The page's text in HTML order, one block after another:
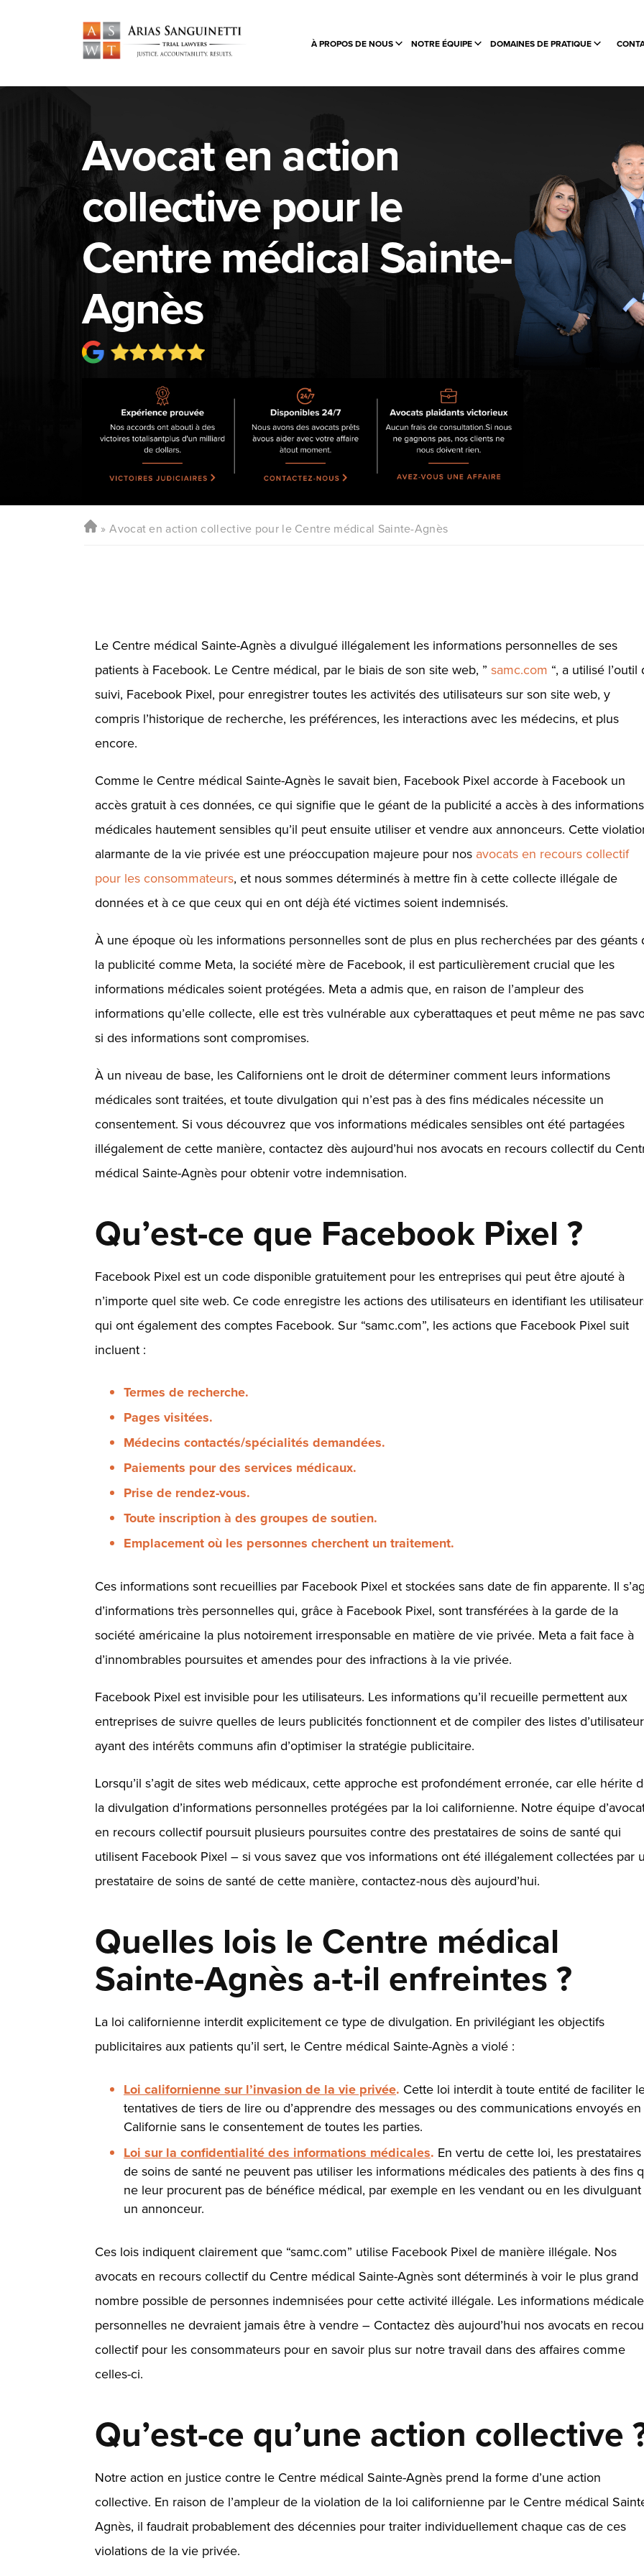
À PROPOS DE NOUS NOTRE ÉQUIPE DOMAINES DE PRATIQUE
Avocat en action
collective pour le
Centre médical Sainte-
Agnès
Avocat en action collective pour le Centre médical Sainte-Agnès
Le Centre médical Sainte-Agnès a divulgué illégalement les informations personnelles de ses
patients à Facebook. Le Centre médical, par le biais de son site web, ” samc.com “, a utilisé l’outil
suivi, Facebook Pixel, pour enregistrer toutes les activités des utilisateurs sur son site web, y
compris l’historique de recherche, les préférences, les interactions avec les médecins, et plus
encore.
Comme le Centre médical Sainte-Agnès le savait bien, Facebook Pixel accorde à Facebook un
accès gratuit à ces données, ce qui signifie que le géant de la publicité a accès à des informations
médicales hautement sensibles qu’il peut ensuite utiliser et vendre aux annonceurs. Cette
alarmante de la vie privée est une préoccupation majeure pour nos avocats en recours collectif
pour les consommateurs, et nous sommes déterminés à mettre fin à cette collecte illégale de
données et à ce que ceux qui en ont déjà été victimes soient indemnisés.
À une époque où les informations personnelles sont de plus en plus recherchées par des géants
la publicité comme Meta, la société mère de Facebook, il est particulièrement crucial que les
informations médicales soient protégées. Meta a admis que, en raison de l’ampleur des
informations qu’elle collecte, elle est très vulnérable aux cyberattaques et peut même ne pas
si des informations sont compromises.
À un niveau de base, les Californiens ont le droit de déterminer comment leurs informations
médicales sont traitées, et toute divulgation qui n’est pas à des fins médicales nécessite un
consentement. Si vous découvrez que vos informations médicales sensibles ont été partagées
illégalement de cette manière, contactez dès aujourd’hui nos avocats en recours collectif du
médical Sainte-Agnès pour obtenir votre indemnisation.
Qu’est-ce que Facebook Pixel ?
Facebook Pixel est un code disponible gratuitement pour les entreprises qui peut être ajouté à
n’importe quel site web. Ce code enregistre les actions des utilisateurs en identifiant les
qui ont également des comptes Facebook. Sur “samc.com”, les actions que Facebook Pixel suit
incluent :
Termes de recherche.
Pages visitées.
Médecins contactés/spécialités demandées.
Paiements pour des services médicaux.
Prise de rendez-vous.
Toute inscription à des groupes de soutien.
Emplacement où les personnes cherchent un traitement.
Ces informations sont recueillies par Facebook Pixel et stockées sans date de fin apparente. Il
d’informations très personnelles qui, grâce à Facebook Pixel, sont transférées à la garde de la
société américaine la plus notoirement irresponsable en matière de vie privée. Meta a fait face à
d’innombrables poursuites et amendes pour des infractions à la vie privée.
Facebook Pixel est invisible pour les utilisateurs. Les informations qu’il recueille permettent aux
entreprises de suivre quelles de leurs publicités fonctionnent et de compiler des listes
ayant des intérêts communs afin d’optimiser la stratégie publicitaire.
Lorsqu’il s’agit de sites web médicaux, cette approche est profondément erronée, car elle hérite
la divulgation d’informations personnelles protégées par la loi californienne. Notre équipe
en recours collectif poursuit plusieurs poursuites contre des prestataires de soins de santé qui
utilisent Facebook Pixel – si vous savez que vos informations ont été illégalement collectées par
prestataire de soins de santé de cette manière, contactez-nous dès aujourd’hui.
Quelles lois le Centre médical
Sainte-Agnès a-t-il enfreintes ?
La loi californienne interdit explicitement ce type de divulgation. En privilégiant les objectifs
publicitaires aux patients qu’il sert, le Centre médical Sainte-Agnès a violé :
Loi californienne sur l’invasion de la vie privée. Cette loi interdit à toute entité de faciliter
tentatives de tiers de lire ou d’apprendre des messages ou des communications envoyés en
Californie sans le consentement de toutes les parties.
Loi sur la confidentialité des informations médicales. En vertu de cette loi, les prestataires
de soins de santé ne peuvent pas utiliser les informations médicales des patients à des fins
ne leur procurent pas de bénéfice médical, par exemple en les vendant ou en les divulguant
un annonceur.
Ces lois indiquent clairement que “samc.com” utilise Facebook Pixel de manière illégale. Nos
avocats en recours collectif du Centre médical Sainte-Agnès sont déterminés à voir le plus grand
nombre possible de personnes indemnisées pour cette activité illégale. Les informations
personnelles ne devraient jamais être à vendre – Contactez dès aujourd’hui nos avocats en
collectif pour les consommateurs pour en savoir plus sur notre travail dans des affaires comme
celles-ci.
Qu’est-ce qu’une action collective
Notre action en justice contre le Centre médical Sainte-Agnès prend la forme d’une action
collective. En raison de l’ampleur de la violation de la loi californienne par le Centre médical
Agnès, il faudrait probablement des décennies pour traiter individuellement chaque cas de ces
violations de la vie privée.